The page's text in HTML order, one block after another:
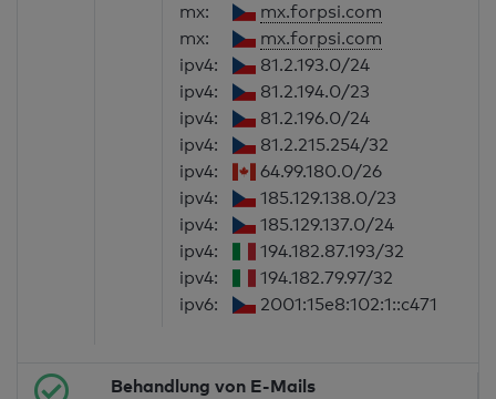
mx:
mx.forpsi.com
mx:
mx.forpsi.com
ipv4:
81.2.193.0/24
ipv4:
81.2.194.0/23
ipv4:
81.2.196.0/24
ipv4:
81.2.215.254/32
ipv4:
64.99.180.0/26
ipv4:
185.129.138.0/23
ipv4:
185.129.137.0/24
ipv4:
194.182.87.193/32
ipv4:
194.182.79.97/32
ipv6:
2001:15e8:102:1::c471
Behandlung von E-Mails